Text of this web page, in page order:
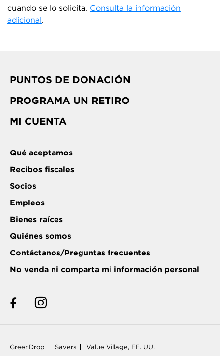
cuando se lo solicita. Consulta la información
adicional.
PUNTOS DE DONACIÓN
PROGRAMA UN RETIRO
MI CUENTA
Qué aceptamos
Recibos fiscales
Socios
Empleos
Bienes raíces
Quiénes somos
Contáctanos/Preguntas frecuentes
No venda ni comparta mi información personal
GreenDrop Savers Value Village, EE. UU.